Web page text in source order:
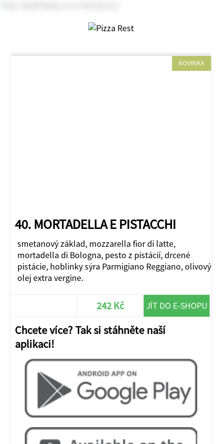
NOVINKA
40. MORTADELLA E PISTACCHI
smetanový základ, mozzarella fior di latte,
mortadella di Bologna, pesto z pistácií, drcené
pistácie, hoblinky sýra Parmigiano Reggiano, olivový
olej extra vergine.
242 Kč JÍT DO E-SHOPU
Chcete více? Tak si stáhněte naší
aplikaci!